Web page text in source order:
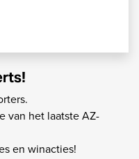
van het laatste AZ-
en winacties!